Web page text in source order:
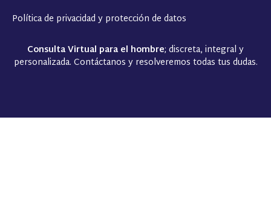
Política de privacidad y protección de datos
Consulta Virtual para el hombre; discreta, integral y
personalizada. Contáctanos y resolveremos todas tus dudas.